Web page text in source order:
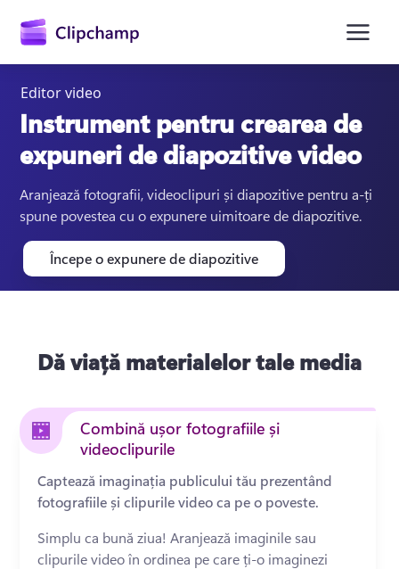
principal
Conectați-vă
Editor video
Instrument pentru crearea de
expuneri de diapozitive video
Aranjează fotografii, videoclipuri și diapozitive pentru a-ți
spune povestea cu o expunere uimitoare de diapozitive.
Începe o expunere de diapozitive
Dă viață materialelor tale media
Combină ușor fotografiile și
videoclipurile
Captează imaginația publicului tău prezentând
fotografiile și clipurile video ca pe o poveste.
Simplu ca bună ziua! Aranjează imaginile sau
clipurile video în ordinea pe care ți-o imaginezi